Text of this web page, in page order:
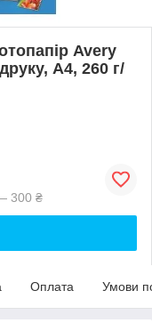
Avery
A4, 260 г/
300 ₴
Оплата Умови